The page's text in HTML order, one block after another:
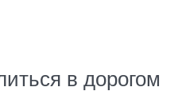
в дорогом